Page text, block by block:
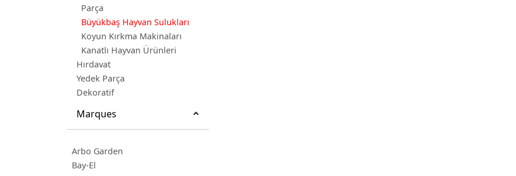
Parça
Büyükbaş Hayvan Sulukları
Koyun Kırkma Makinaları
Kanatlı Hayvan Ürünleri
Hırdavat
Yedek Parça
Dekoratif
Marques
Arbo Garden
Bay-El